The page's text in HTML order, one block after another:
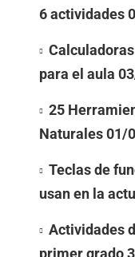
6 actividades
para el aula
25
Naturales01/
Teclas de
usan en la
Actividades
primer grado